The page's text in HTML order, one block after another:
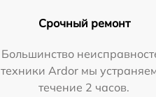
Срочный ремонт
Большинство
техники Ardor мы
течение 2 часов.